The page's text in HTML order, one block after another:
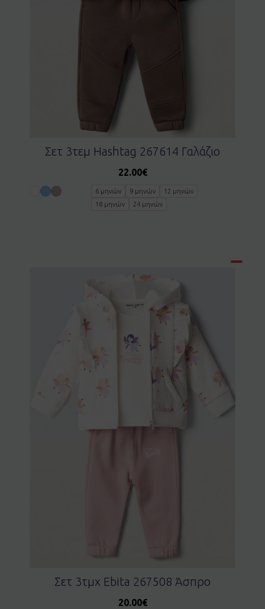
Σετ 3τεμ Hashtag 267614 Γαλάζιο
22.00€
6 μηνών 9 μηνών
12 μηνών
18 μηνών
24 μηνών
Σετ 3τμχ Ebita 267508 Άσπρο
20.00€